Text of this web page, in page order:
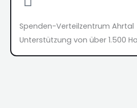
Spenden-Verteilzentrum Ahrtal
Unterstützung von über 1.500